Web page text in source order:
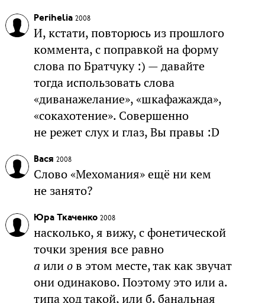
Perihelia 2008
И, кстати, повторюсь из прошлого
коммента, с поправкой на форму
слова по Братчуку :) — давайте
тогда использовать слова
«диванажелание», «шкафажажда»,
«сокахотение». Совершенно
не режет слух и глаз, Вы правы :D
Вася 2008
Слово «Мехомания» ещё ни кем
не занято?
Юра Ткаченко 2008
насколько, я вижу, с фонетической
точки зрения все равно
а илиов этом месте, так как звучат
они одинаково. Поэтому это или а.
типа ход такой, или б. банальная